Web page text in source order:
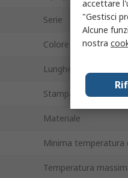
Serie
Colore legenda
Lunghezza
Stampabile
Materiale
Minima temperatura
Temperatura
accettare
"Gestisci
Alcune
nostra